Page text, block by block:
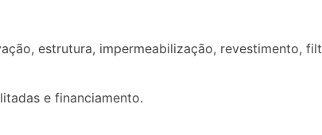
estrutura, impermeabilização, revestimento,
e financiamento.